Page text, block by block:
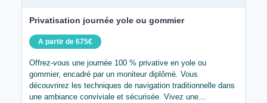
Privatisation journée yole ou gommier
A partir de 675€
Offrez-vous une journée 100 % privative en yole ou
gommier, encadré par un moniteur diplômé. Vous
découvrirez les techniques de navigation traditionnelle dans
une ambiance conviviale et sécurisée. Vivez une…